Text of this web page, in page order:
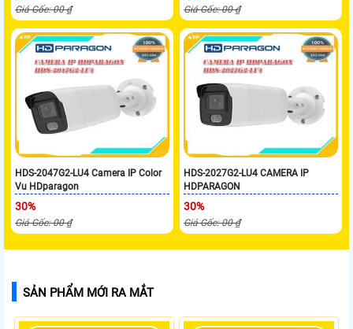
Giá Gốc: 00 ₫ Giá Gốc: 00 ₫
HDS-2047G2-LU4 Camera IP Color
Vu HDparagon
30%
Giá Gốc: 00 ₫
HDS-2027G2-LU4 CAMERA IP
HDPARAGON
30%
Giá Gốc: 00 ₫
SẢN PHẨM MỚI RA MẮT